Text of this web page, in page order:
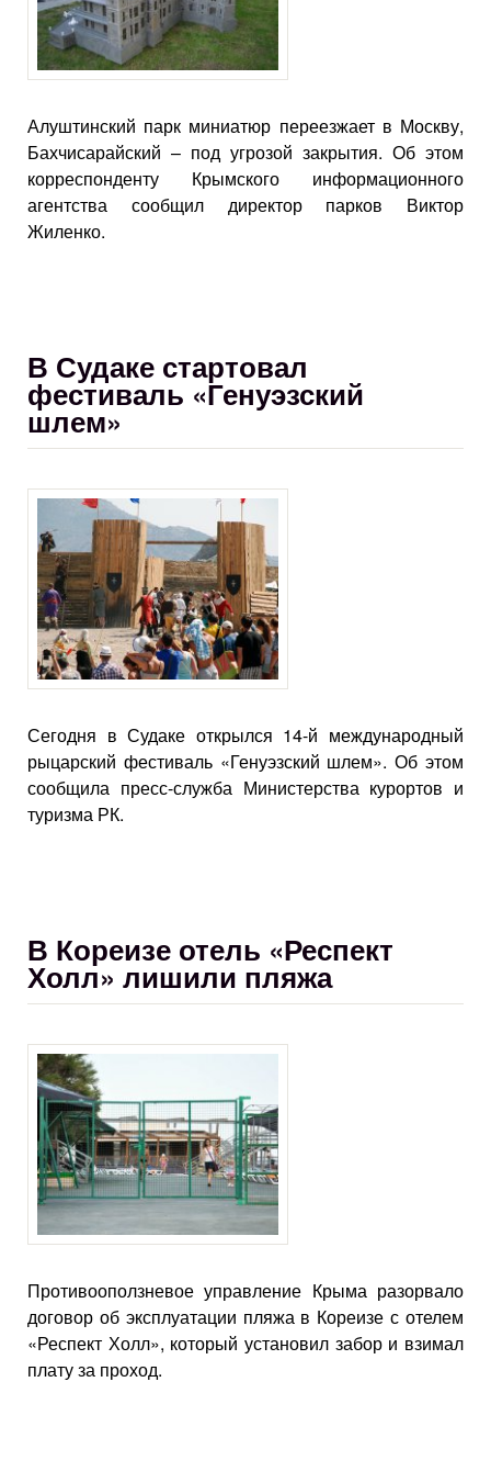
Алуштинский парк миниатюр переезжает в Москву,
Бахчисарайский – под угрозой закрытия. Об этом
корреспонденту Крымского информационного
агентства сообщил директор парков Виктор
Жиленко.
В Судаке стартовал
фестиваль «Генуэзский
шлем»
Сегодня в Судаке открылся 14-й международный
рыцарский фестиваль «Генуэзский шлем». Об этом
сообщила пресс-служба Министерства курортов и
туризма РК.
В Кореизе отель «Респект
Холл» лишили пляжа
Противооползневое управление Крыма разорвало
договор об эксплуатации пляжа в Кореизе с отелем
«Респект Холл», который установил забор и взимал
плату за проход.